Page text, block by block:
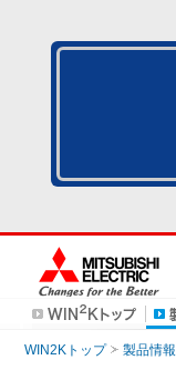
WIN2Kトップ 製品情報